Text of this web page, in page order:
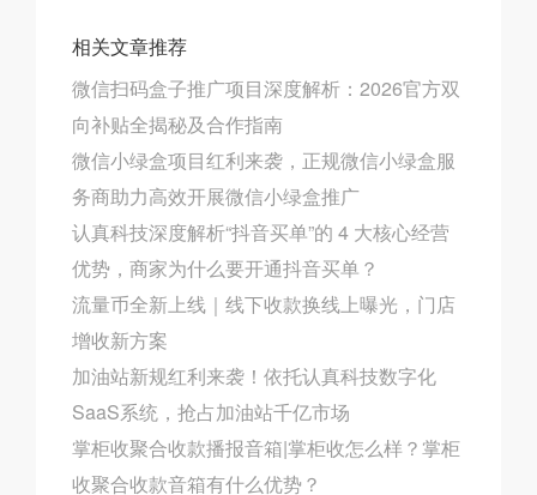
相关文章推荐
微信扫码盒子推广项目深度解析：2026官方双
向补贴全揭秘及合作指南
微信小绿盒项目红利来袭，正规微信小绿盒服
务商助力高效开展微信小绿盒推广
认真科技深度解析“抖音买单”的 4 大核心经营
优势，商家为什么要开通抖音买单？
流量币全新上线｜线下收款换线上曝光，门店
增收新方案
加油站新规红利来袭！依托​认真科技数字化
SaaS系统，抢占加油站千亿市场
掌柜收聚合收款播报音箱|掌柜收怎么样？掌柜
收聚合收款音箱有什么优势？